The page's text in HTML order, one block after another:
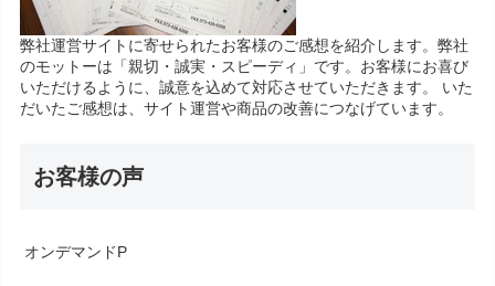
弊社運営サイトに寄せられたお客様のご感想を紹介します。弊社
のモットーは「親切・誠実・スピーディ」です。お客様にお喜び
いただけるように、誠意を込めて対応させていただきます。 いた
だいたご感想は、サイト運営や商品の改善につなげています。
お客様の声
オンデマンドP